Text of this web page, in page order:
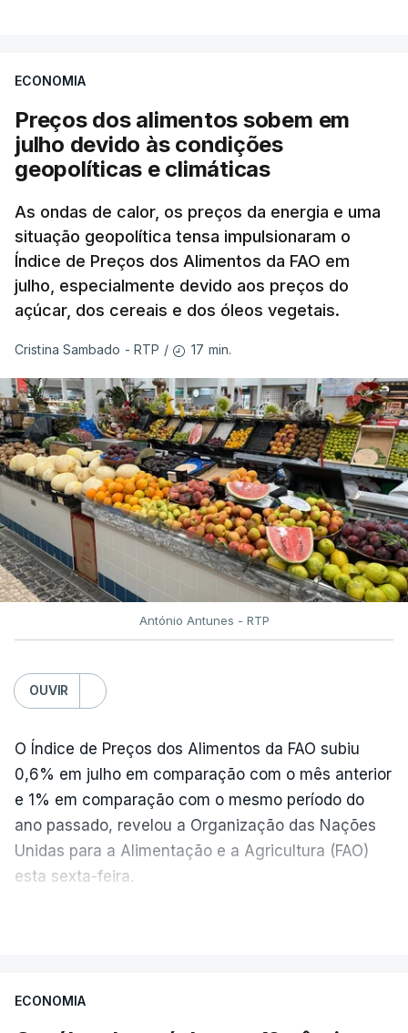
ECONOMIA
Preços dos alimentos sobem em
julho devido às condições
geopolíticas e climáticas
As ondas de calor, os preços da energia e uma
situação geopolítica tensa impulsionaram o
Índice de Preços dos Alimentos da FAO em
julho, especialmente devido aos preços do
açúcar, dos cereais e dos óleos vegetais.
Cristina Sambado - RTP / 17 min.
António Antunes - RTP
OUVIR
O Índice de Preços dos Alimentos da FAO subiu
0,6% em julho em comparação com o mês anterior
e 1% em comparação com o mesmo período do
ano passado, revelou a Organização das Nações
Unidas para a Alimentação e a Agricultura (FAO)
esta sexta-feira.
com ondas de calor no Verão e conflitos na
Ucrânia e no Médio Oriente a elevar os
ECONOMIA